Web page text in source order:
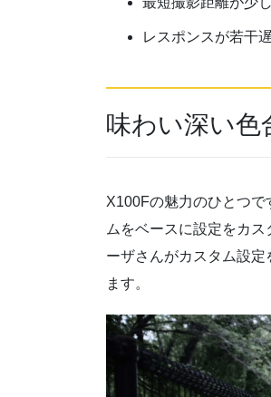
レスポンスが若干
味わい深い色
X100Fの魅力のひとつ
ムをベースに設定をカ
ーザさんがカスタム設
ます。